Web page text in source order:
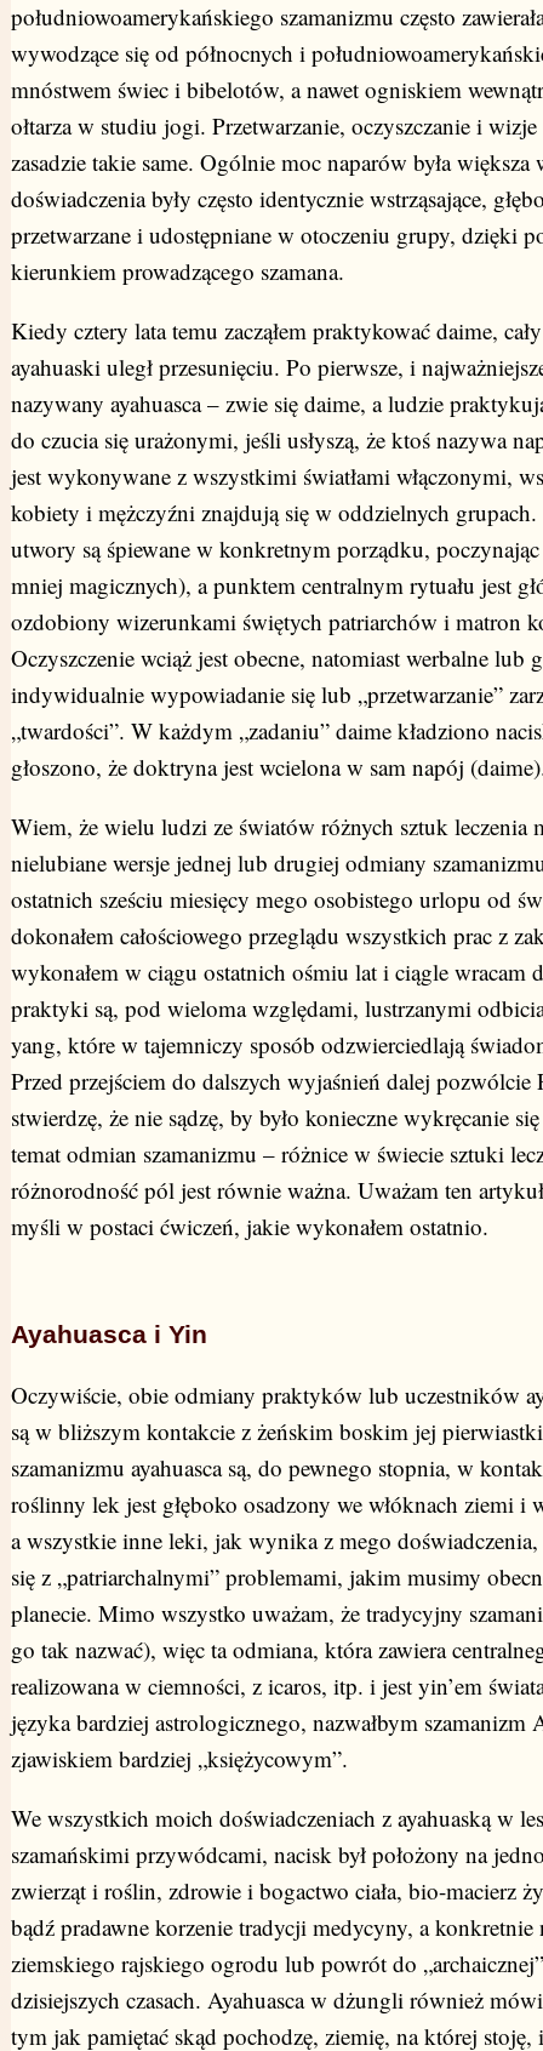
południowoamerykańskiego szamanizmu często
wywodzące się od północnych i
mnóstwem świec i bibelotów, a nawet ogniskiem
ołtarza w studiu jogi. Przetwarzanie, oczyszczanie i
zasadzie takie same. Ogólnie moc naparów była
doświadczenia były często identycznie wstrząsające,
przetwarzane i udostępniane w otoczeniu grupy, dzięki
kierunkiem prowadzącego szamana.
Kiedy cztery lata temu zacząłem praktykować daime,
ayahuaski uległ przesunięciu. Po pierwsze, i
nazywany ayahuasca – zwie się daime, a ludzie
do czucia się urażonymi, jeśli usłyszą, że ktoś nazywa
jest wykonywane z wszystkimi światłami włączonymi,
kobiety i mężczyźni znajdują się w oddzielnych grupach.
utwory są śpiewane w konkretnym porządku,
mniej magicznych), a punktem centralnym rytuału jest
ozdobiony wizerunkami świętych patriarchów i matron
Oczyszczenie wciąż jest obecne, natomiast werbalne lub
indywidualnie wypowiadanie się lub „przetwarzanie”
„twardości”. W każdym „zadaniu” daime kładziono
głoszono, że doktryna jest wcielona w sam napój
Wiem, że wielu ludzi ze światów różnych sztuk leczenia
nielubiane wersje jednej lub drugiej odmiany
ostatnich sześciu miesięcy mego osobistego urlopu od
dokonałem całościowego przeglądu wszystkich prac z
wykonałem w ciągu ostatnich ośmiu lat i ciągle wracam
praktyki są, pod wieloma względami, lustrzanymi
yang, które w tajemniczy sposób odzwierciedlają
Przed przejściem do dalszych wyjaśnień dalej pozwólcie
stwierdzę, że nie sądzę, by było konieczne wykręcanie
temat odmian szamanizmu – różnice w świecie sztuki
różnorodność pól jest równie ważna. Uważam ten
myśli w postaci ćwiczeń, jakie wykonałem ostatnio.
Ayahuasca i Yin
Oczywiście, obie odmiany praktyków lub uczestników
są w bliższym kontakcie z żeńskim boskim jej
szamanizmu ayahuasca są, do pewnego stopnia, w
roślinny lek jest głęboko osadzony we włóknach ziemi
a wszystkie inne leki, jak wynika z mego doświadczenia,
się z „patriarchalnymi” problemami, jakim musimy
planecie. Mimo wszystko uważam, że tradycyjny
go tak nazwać), więc ta odmiana, która zawiera
realizowana w ciemności, z icaros, itp. i jest yin’em
języka bardziej astrologicznego, nazwałbym szamanizm
zjawiskiem bardziej „księżycowym”.
We wszystkich moich doświadczeniach z ayahuaską w
szamańskimi przywódcami, nacisk był położony na
zwierząt i roślin, zdrowie i bogactwo ciała, bio-macierz
bądź pradawne korzenie tradycji medycyny, a konkretnie
ziemskiego rajskiego ogrodu lub powrót do
dzisiejszych czasach. Ayahuasca w dżungli również
tym jak pamiętać skąd pochodzę, ziemię, na której stoję,